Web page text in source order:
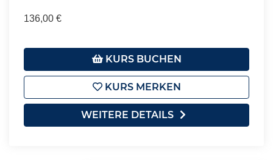
136,00 €
KURS BUCHEN
KURS MERKEN
WEITERE DETAILS